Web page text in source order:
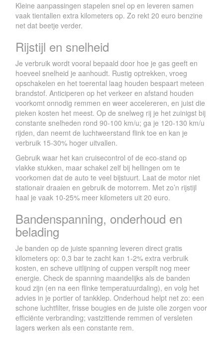
Kleine aanpassingen stapelen snel op en leveren samen
vaak tientallen extra kilometers op. Zo rekt 20 euro benzine
net dat beetje verder.
Rijstijl en snelheid
Je verbruik wordt vooral bepaald door hoe je gas geeft en
hoeveel snelheid je aanhoudt. Rustig optrekken, vroeg
opschakelen en het toerental laag houden bespaart meteen
brandstof. Anticiperen op het verkeer en afstand houden
voorkomt onnodig remmen en weer accelereren, en juist die
pieken kosten het meest. Op de snelweg rij je het zuinigst bij
constante snelheden rond 90-100 km/u; ga je 120-130 km/u
rijden, dan neemt de luchtweerstand flink toe en kan je
verbruik 15-30% hoger uitvallen.
Gebruik waar het kan cruisecontrol of de eco-stand op
vlakke stukken, maar schakel zelf bij hellingen om te
voorkomen dat de auto te veel bijstuurt. Laat de motor niet
stationair draaien en gebruik de motorrem. Met zo’n rijstijl
haal je vaak 10-25% meer kilometers uit 20 euro.
Bandenspanning, onderhoud en
belading
Je banden op de juiste spanning leveren direct gratis
kilometers op: 0,3 bar te zacht kan 1-2% extra verbruik
kosten, en scheve uitlijning of cuppen verspilt nog meer
energie. Check de spanning maandelijks als de banden
koud zijn (en na een flinke temperatuurdaling), en volg het
advies in je portier of tankklep. Onderhoud helpt net zo: een
schone luchtfilter, frisse bougies en de juiste olie zorgen voor
efficiënte verbranding; vastzittende remmen of versleten
lagers werken als een constante rem.